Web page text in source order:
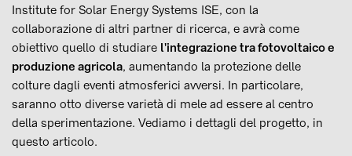
Institute for Solar Energy Systems ISE, con la
collaborazione di altri partner di ricerca, e avrà come
obiettivo quello di studiare l'integrazione tra fotovoltaico e
produzione agricola, aumentando la protezione delle
colture dagli eventi atmosferici avversi. In particolare,
saranno otto diverse varietà di mele ad essere al centro
della sperimentazione. Vediamo i dettagli del progetto, in
questo articolo.